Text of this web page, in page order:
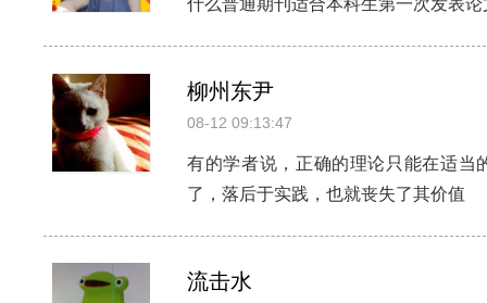
什么普通期刊适合本科生第一次发表论
柳州东尹
08-12 09:13:47
有的学者说，正确的理论只能在适当
了，落后于实践，也就丧失了其价值
流击水